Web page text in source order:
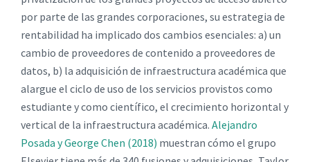
por parte de las grandes corporaciones, su estrategia de
rentabilidad ha implicado dos cambios esenciales: a) un
cambio de proveedores de contenido a proveedores de
datos, b) la adquisición de infraestructura académica que
alargue el ciclo de uso de los servicios provistos como
estudiante y como científico, el crecimiento horizontal y
vertical de la infraestructura académica. Alejandro
Posada y George Chen (2018) muestran cómo el grupo